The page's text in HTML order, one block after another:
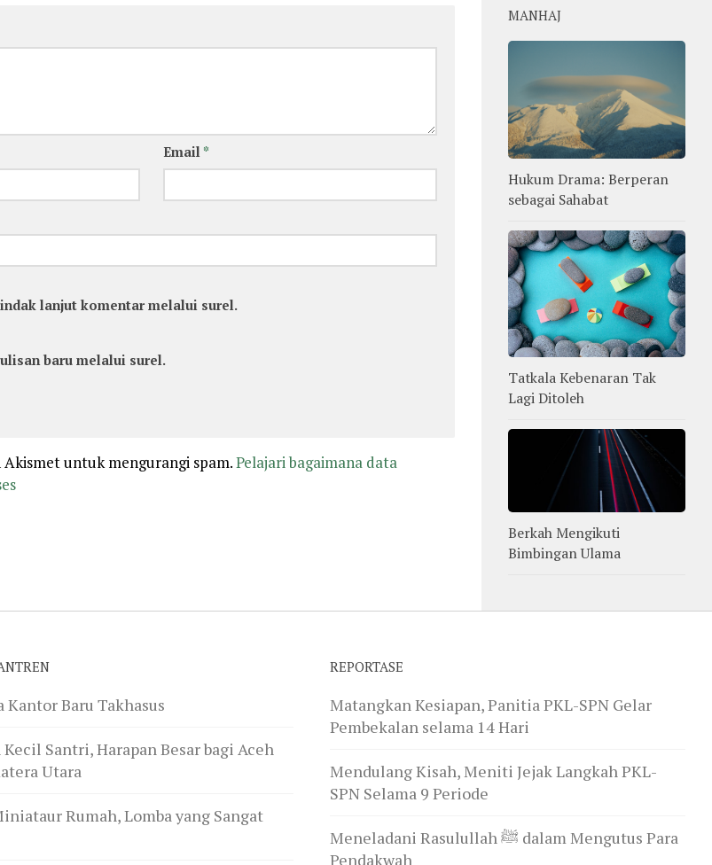
Email *
lanjut komentar melalui surel.
baru melalui surel.
untuk mengurangi spam.Pelajari bagaimana data
MANHAJ
Hukum Drama: Berperan
sebagai Sahabat
Tatkala Kebenaran Tak
Lagi Ditoleh
Berkah Mengikuti
Bimbingan Ulama
Kantor Baru Takhasus
Santri, Harapan Besar bagi Aceh
Utara
Rumah, Lomba yang Sangat
REPORTASE
Matangkan Kesiapan, Panitia PKL-SPN Gelar
Pembekalan selama 14 Hari
Mendulang Kisah, Meniti Jejak Langkah PKL-
SPN Selama 9 Periode
Meneladani Rasulullah ﷺ dalam Mengutus Para
Pendakwah